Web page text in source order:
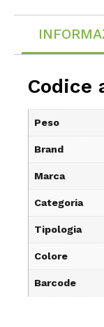
Codice
Peso
Brand
Marca
Categoria
Tipologia
Colore
Barcode